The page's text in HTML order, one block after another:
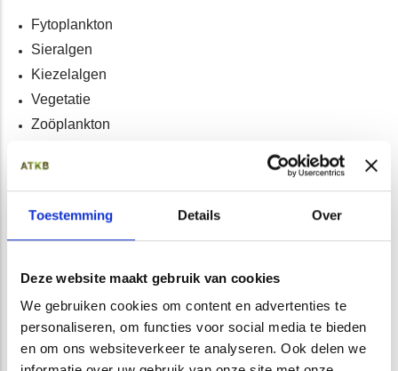
Toestemming Details Over
Deze website maakt gebruik van cookies
We gebruiken cookies om content en advertenties te
personaliseren, om functies voor social media te bieden
en om ons websiteverkeer te analyseren. Ook delen we
Fytoplankton
Sieralgen
Kiezelalgen
Vegetatie
Zoöplankton
Vis
Voor vegetatie en vis voeren wij het gehele onderzoek zelf
uit. We beschikken over voldoende materieel en mankracht
in staat de bemonstering uit te voeren en beschikken wij
over uitstekende contacten met gespecialiseerde partners
voor de laboratoriumwerkzaamheden.